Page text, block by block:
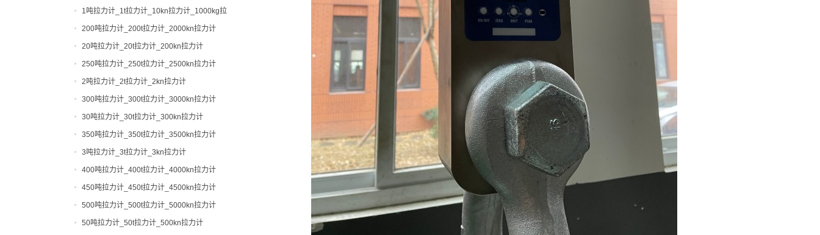
1吨拉力计_1t拉力计_10kn拉力计_1000kg拉
力计
200吨拉力计_200t拉力计_2000kn拉力计
20吨拉力计_20t拉力计_200kn拉力计
250吨拉力计_250t拉力计_2500kn拉力计
2吨拉力计_2t拉力计_2kn拉力计
300吨拉力计_300t拉力计_3000kn拉力计
30吨拉力计_30t拉力计_300kn拉力计
350吨拉力计_350t拉力计_3500kn拉力计
3吨拉力计_3t拉力计_3kn拉力计
400吨拉力计_400t拉力计_4000kn拉力计
450吨拉力计_450t拉力计_4500kn拉力计
500吨拉力计_500t拉力计_5000kn拉力计
50吨拉力计_50t拉力计_500kn拉力计